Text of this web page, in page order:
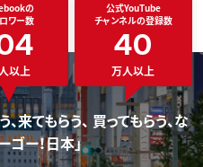
来てもらう、 買ってもらう、な
ゴー！日本」
の
ワー数
以上
公式YouTube
チャンネルの登録数
40
万人以上